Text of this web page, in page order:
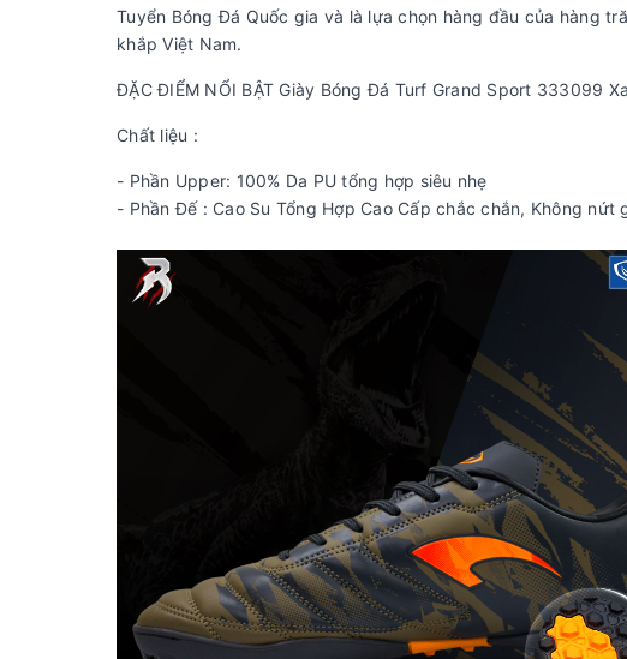
Tuyển Bóng Đá Quốc gia và là lựa chọn hàng đầu của hàng
khắp Việt Nam.
ĐẶC ĐIỂM NỔI BẬT Giày Bóng Đá Turf Grand Sport 333099
Chất liệu :
- Phần Upper: 100% Da PU tổng hợp siêu nhẹ
- Phần Đế : Cao Su Tổng Hợp Cao Cấp chắc chắn, Không nứt